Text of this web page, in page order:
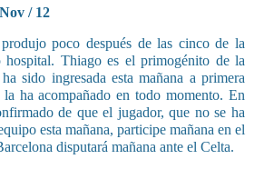
/ 12
poco después de las cinco de la
hospital. Thiago es el primogénito de la
sido ingresada esta mañana a primera
ha acompañado en todo momento. En
de que el jugador, que no se ha
esta mañana, participe mañana en el
disputará mañana ante el Celta.